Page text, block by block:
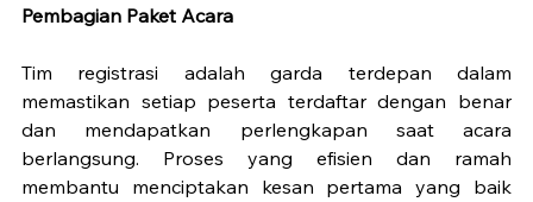
Pembagian Paket Acara
Tim registrasi adalah garda terdepan dalam
memastikan setiap peserta terdaftar dengan benar
dan mendapatkan perlengkapan saat acara
berlangsung. Proses yang efisien dan ramah
membantu menciptakan kesan pertama yang baik